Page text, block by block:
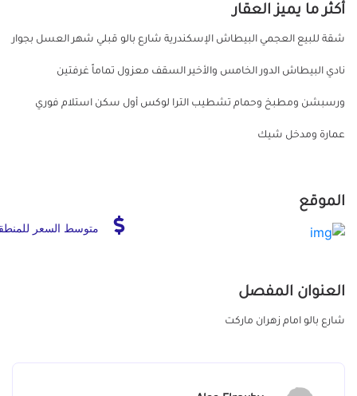
أكثر ما يميز العقار
شقة للبيع العجمي البيطاش الإسكندرية شارع بالو قبلي شهر العسل بجوار
نادي البيطاش الدور الخامس والأخير السقف معزول تماماً غرفتين
ورسبشن ومطبخ وحمام تشطيب الترا لوكس أول سكن استلام فوري
عمارة ومدخل شيك
الموقع
متوسط السعر
العنوان المفصل
شارع بالو امام زهران ماركت